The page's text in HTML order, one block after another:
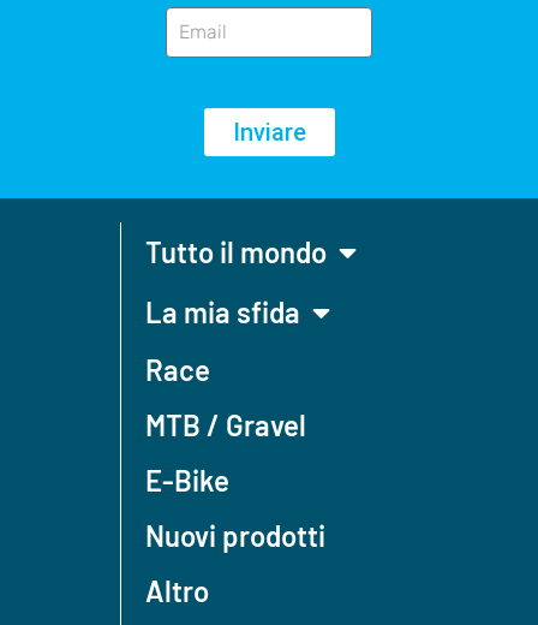
Inviare
Tutto il mondo
La mia sfida
Race
MTB / Gravel
E-Bike
Nuovi prodotti
Altro